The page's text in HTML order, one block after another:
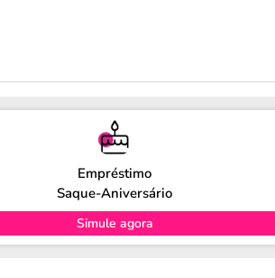
Empréstimo
Saque-Aniversário
Simule agora